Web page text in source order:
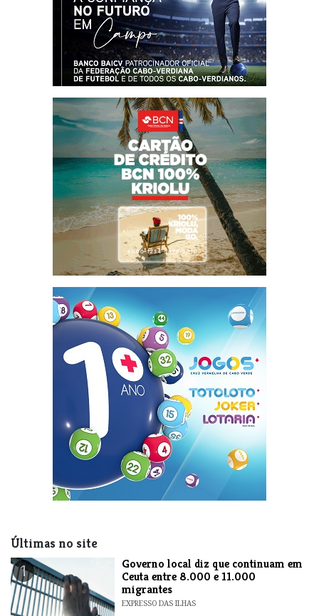
Últimas no site
1
​Governo local diz que continuam em
Ceuta entre 8.000 e 11.000
migrantes
EXPRESSO DAS ILHAS